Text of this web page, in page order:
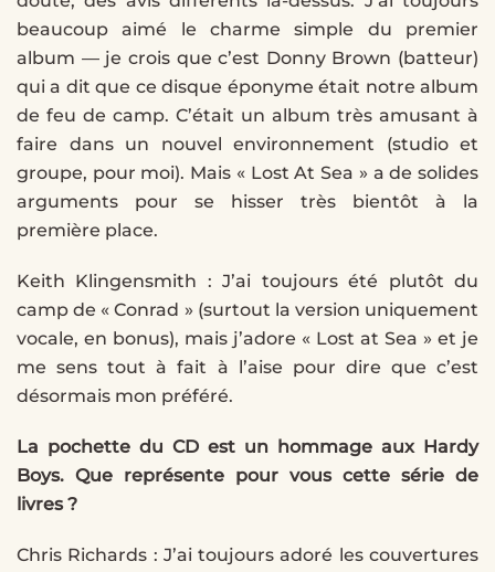
beaucoup aimé le charme simple du premier
album — je crois que c’est Donny Brown (batteur)
qui a dit que ce disque éponyme était notre album
de feu de camp. C’était un album très amusant à
faire dans un nouvel environnement (studio et
groupe, pour moi). Mais « Lost At Sea » a de solides
arguments pour se hisser très bientôt à la
première place.
Keith Klingensmith : J’ai toujours été plutôt du
camp de « Conrad » (surtout la version uniquement
vocale, en bonus), mais j’adore « Lost at Sea » et je
me sens tout à fait à l’aise pour dire que c’est
désormais mon préféré.
La pochette du CD est un hommage aux Hardy
Boys. Que représente pour vous cette série de
livres ?
Chris Richards : J’ai toujours adoré les couvertures